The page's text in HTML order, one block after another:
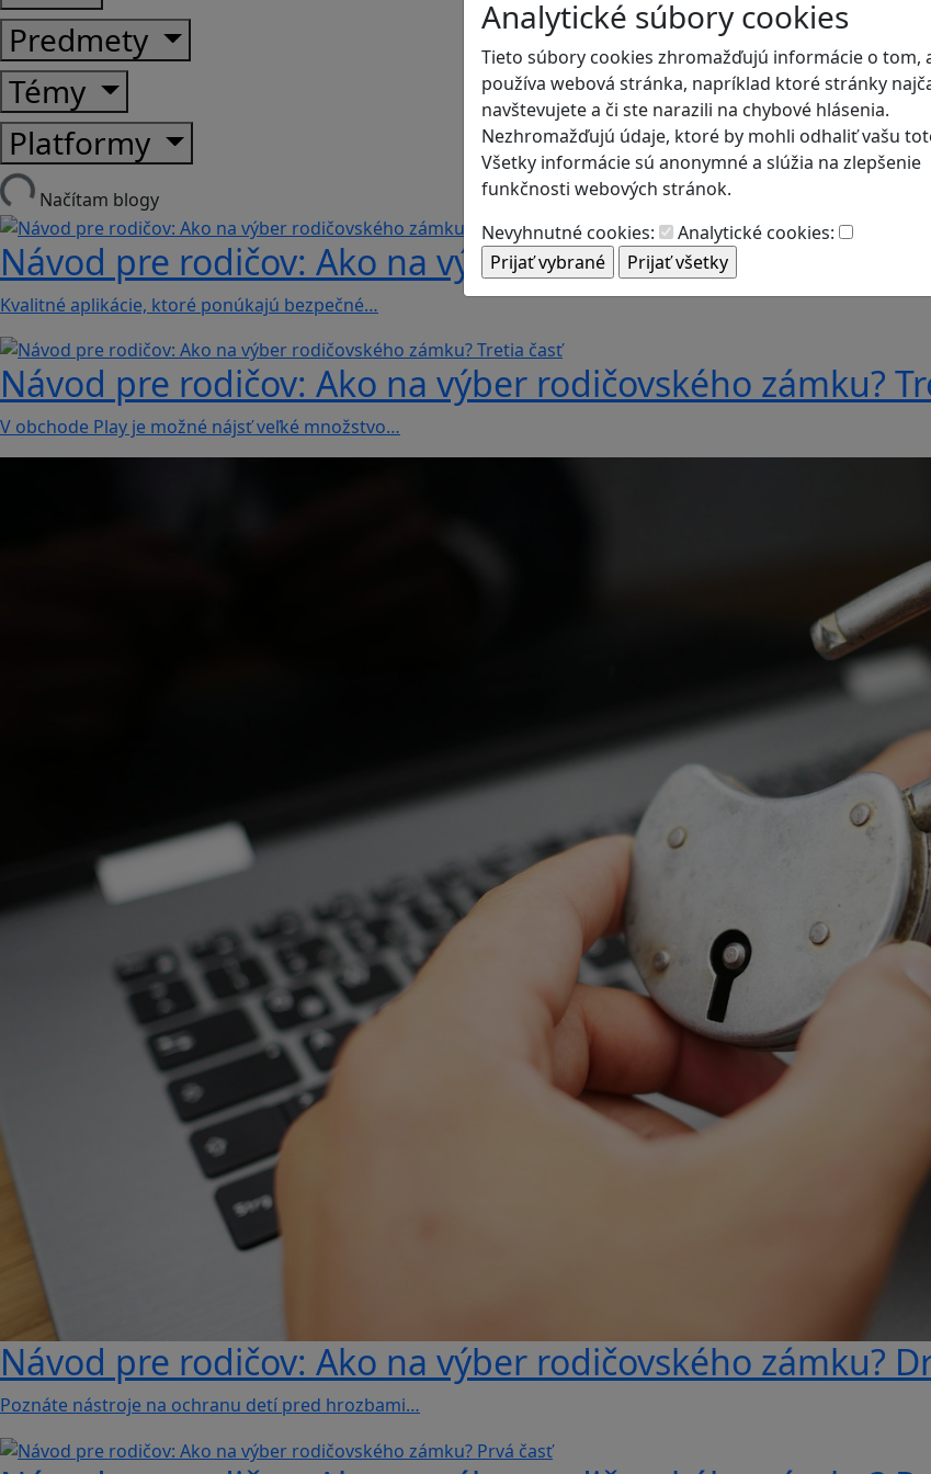
Analytické súbory cookies
Tieto súbory cookies zhromažďujú informácie o tom,
používa webová stránka, napríklad ktoré stránky
navštevujete a či ste narazili na chybové hlásenia.
Nezhromažďujú údaje, ktoré by mohli odhaliť vašu
Všetky informácie sú anonymné a slúžia na zlepšenie
funkčnosti webových stránok.
Nevyhnutné cookies:
Analytické cookies:
Predmety
Témy
Platformy
Načítam blogy
Návod pre rodičov: Ako na výber rodičovského zámku?
Kvalitné aplikácie, ktoré ponúkajú bezpečné…
Návod pre rodičov: Ako na výber rodičovského zámku?
V obchode Play je možné nájsť veľké množstvo…
Návod pre rodičov: Ako na výber rodičovského zámku?
Poznáte nástroje na ochranu detí pred hrozbami…